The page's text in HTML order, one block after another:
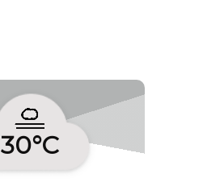
30°C